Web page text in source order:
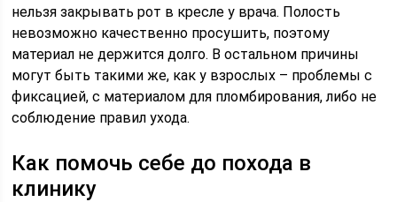
нельзя закрывать рот в кресле у врача. Полость
невозможно качественно просушить, поэтому
материал не держится долго. В остальном причины
могут быть такими же, как у взрослых – проблемы с
фиксацией, с материалом для пломбирования, либо не
соблюдение правил ухода.
Как помочь себе до похода в
клинику